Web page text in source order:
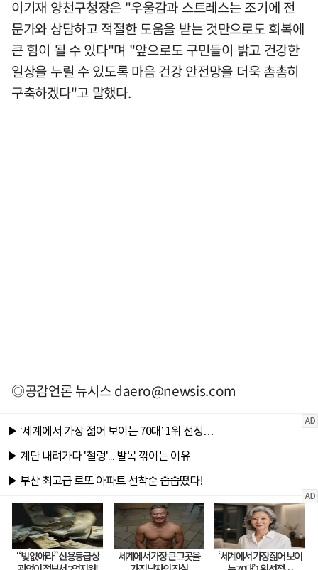
이기재 양천구청장은 "우울감과 스트레스는 조기에 전
문가와 상담하고 적절한 도움을 받는 것만으로도 회복에
큰 힘이 될 수 있다"며 "앞으로도 구민들이 밝고 건강한
일상을 누릴 수 있도록 마음 건강 안전망을 더욱 촘촘히
구축하겠다"고 말했다.
◎공감언론 뉴시스daero@newsis.com